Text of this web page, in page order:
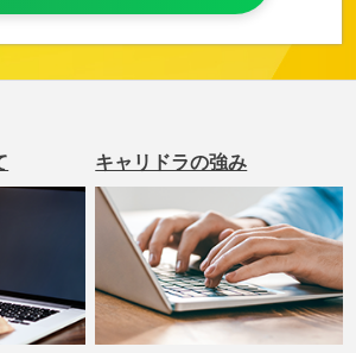
キャリドラの強み